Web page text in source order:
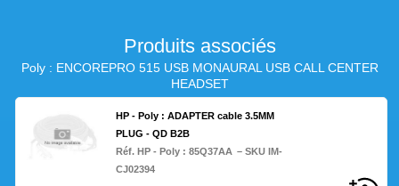
Produits associés
Poly : ENCOREPRO 515 USB MONAURAL USB CALL CENTER
HEADSET
HP - Poly : ADAPTER cable 3.5MM
PLUG - QD B2B
Réf. HP - Poly :85Q37AA – SKU IM-
CJ02394